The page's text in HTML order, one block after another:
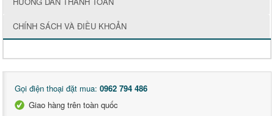
CHÍNH SÁCH VÀ ĐIỀU KHOẢN
Gọi điện thoại đặt mua: 0962 794 486
Giao hàng trên toàn quốc